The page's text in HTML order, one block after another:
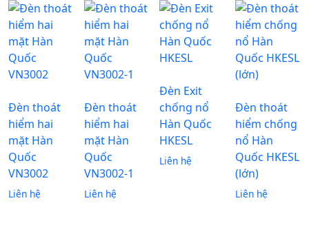
Đèn thoát
hiểm hai
mặt Hàn
Quốc
VN3002
Liên hệ
Đèn thoát
hiểm hai
mặt Hàn
Quốc
VN3002-1
Liên hệ
Đèn Exit
chống nổ
Hàn Quốc
HKESL
Liên hệ
Đèn thoát
hiểm chống
nổ Hàn
Quốc HKESL
(lớn)
Liên hệ